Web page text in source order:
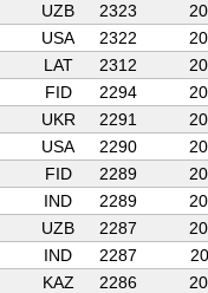
UZB 2323
USA 2322
LAT 2312
FID 2294
UKR 2291
USA 2290
FID 2289
IND 2289
UZB 2287
IND 2287
KAZ 2286